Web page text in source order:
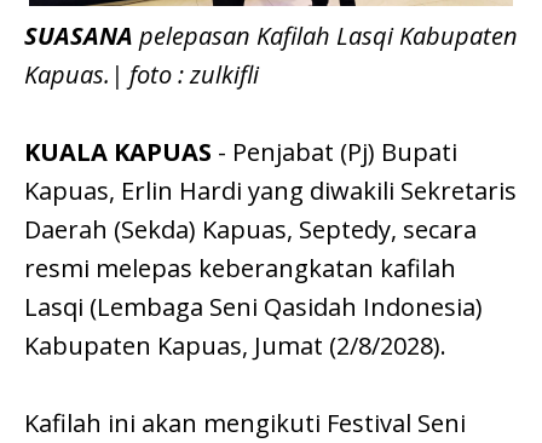
SUASANA pelepasan Kafilah Lasqi Kabupaten
Kapuas.| foto : zulkifli
KUALA KAPUAS - Penjabat (Pj) Bupati
Kapuas, Erlin Hardi yang diwakili Sekretaris
Daerah (Sekda) Kapuas, Septedy, secara
resmi melepas keberangkatan kafilah
Lasqi (Lembaga Seni Qasidah Indonesia)
Kabupaten Kapuas, Jumat (2/8/2028).
Kafilah ini akan mengikuti Festival Seni